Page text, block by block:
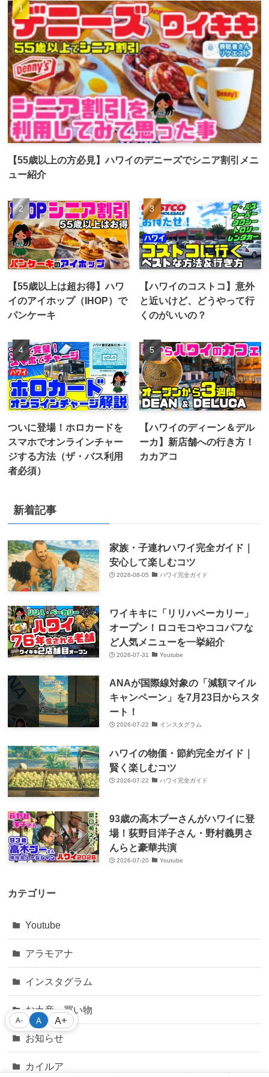
【55歳以上の方必見】ハワイのデニーズでシニア割引メニ
ュー紹介
【55歳以上は超お得】ハワ
イのアイホップ（IHOP）で
パンケーキ
【ハワイのコストコ】意外
と近いけど、どうやって行
くのがいいの？
ついに登場！ホロカードを
スマホでオンラインチャー
ジする方法（ザ・バス利用
者必須）
【ハワイのディーン＆デル
ーカ】新店舗への行き方！
カカアコ
新着記事
家族・子連れハワイ完全ガイド｜
安心して楽しむコツ
2026-08-05 ハワイ完全ガイド
ワイキキに「リリハベーカリー」
オープン！ロコモコやココパフな
ど人気メニューを一挙紹介
2026-07-31 Youtube
ANAが国際線対象の「減額マイル
キャンペーン」を7月23日からスタ
ート！
2026-07-22 インスタグラム
ハワイの物価・節約完全ガイド｜
賢く楽しむコツ
2026-07-22 ハワイ完全ガイド
93歳の高木ブーさんがハワイに登
場！荻野目洋子さん・野村義男さ
んらと豪華共演
2026-07-20 Youtube
カテゴリー
Youtube
アラモアナ
インスタグラム
お土産・買い物
お知らせ
カイルア
A- A A+